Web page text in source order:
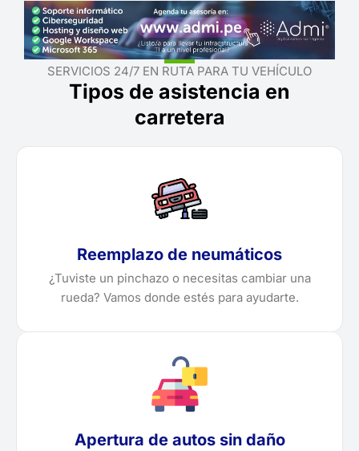
SERVICIOS 24/7 EN RUTA PARA TU VEHÍCULO
Tipos de asistencia en
carretera
Reemplazo de neumáticos
¿Tuviste un pinchazo o necesitas cambiar una
rueda? Vamos donde estés para ayudarte.
Apertura de autos sin daño